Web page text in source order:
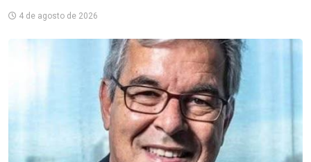
4 de agosto de 2026